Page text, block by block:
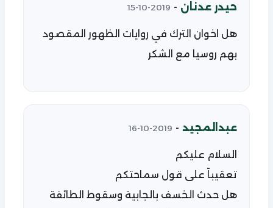
حيدر عدنان -
2019-10-15
هل اخوان الترك في روايات الظهور المقصود
بهم روسيا مع الشكر
عبدالمجيد -
2019-10-16
السلام عليكم
تعقيباً على قول سماحتكم
هل حدث الخسف بالجابية وسقوط الطائفة